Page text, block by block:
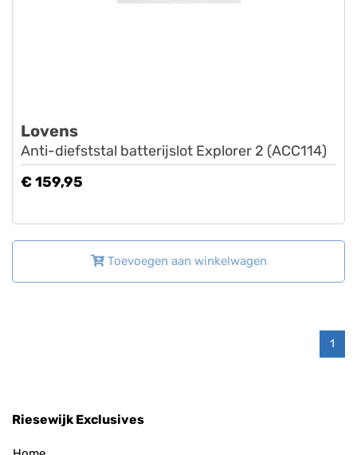
Lovens
Anti-diefststal batterijslot Explorer 2 (ACC114)
€ 159,95
Toevoegen aan winkelwagen
1
Riesewijk Exclusives